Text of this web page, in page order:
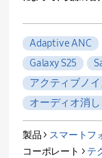
Adaptive ANC
Galaxy S25
アクティブノ
オーディオ消
製品 > スマートフ
コーポレート > テ